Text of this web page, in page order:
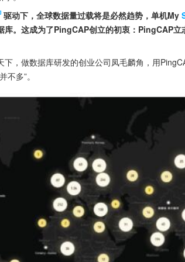
驱动下，全球数据量过载将是必然趋势，单机My
库。这成为了PingCAP创立的初衷：PingCAP
，做数据库研发的创业公司凤毛麟角，用
多”。